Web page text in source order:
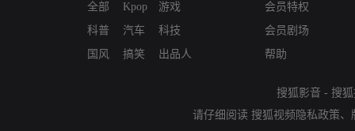
全部
科普
国风
Kpop
汽车
搞笑
游戏
科技
出品人
会员特权
会员剧场
帮助
搜狐影音 - 搜
请仔细阅读 搜狐视频隐私政策、